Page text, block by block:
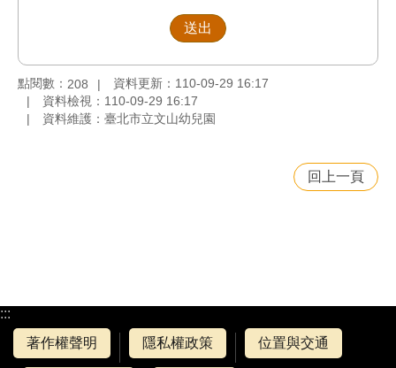
點閱數： 208
資料更新：110-09-29 16:17
資料檢視：110-09-29 16:17
資料維護：臺北市立文山幼兒園
回上一頁
:::
著作權聲明
隱私權政策 位置與交通